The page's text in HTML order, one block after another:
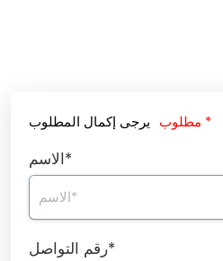
يرجى إكمال المطلوب مطلوب *
الاسم*
رقم التواصل*